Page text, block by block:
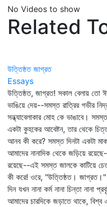
No Videos to show
Related
উত্তিষ্ঠত জাগ্রত
Essays
উত্তিষ্ঠত, জাগ্রত! সকাল বেলায়
ভাঙিয়ে দেয়--সমস্ত রাত্রির গভীর
সন্ধ্যাবেলাকার মোহ কে ভাঙাবে।
একটা কুহকের আবেষ্টন, তার থেকে
আনব কী করে? সমস্ত দিনটা একটা
আমাদের নানাদিক থেকে জড়িয়ে
রয়েছে--এই সমস্ত জালকে কাটিয়ে
কী করে! ওরে, "উত্তিষ্ঠত। জাগ্রত।"
দিন যখন নানা কর্ম নানা চিন্তা নানা
আমাদের চারদিকে জড়াতে থাকে,